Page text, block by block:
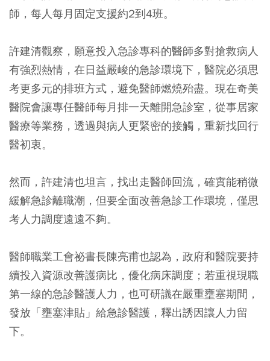
師，每人每月固定支援約2到4班。
許建清觀察，願意投入急診專科的醫師多對搶救病人
有強烈熱情，在日益嚴峻的急診環境下，醫院必須思
考更多元的排班方式，避免醫師燃燒殆盡。現在奇美
醫院會讓專任醫師每月排一天離開急診室，從事居家
醫療等業務，透過與病人更緊密的接觸，重新找回行
醫初衷。
然而，許建清也坦言，找出走醫師回流，確實能稍微
緩解急診離職潮，但要全面改善急診工作環境，僅思
考人力調度遠遠不夠。
醫師職業工會祕書長陳亮甫也認為，政府和醫院要持
續投入資源改善護病比，優化病床調度；若重視現職
第一線的急診醫護人力，也可研議在嚴重壅塞期間，
發放「壅塞津貼」給急診醫護，釋出誘因讓人力留
下。